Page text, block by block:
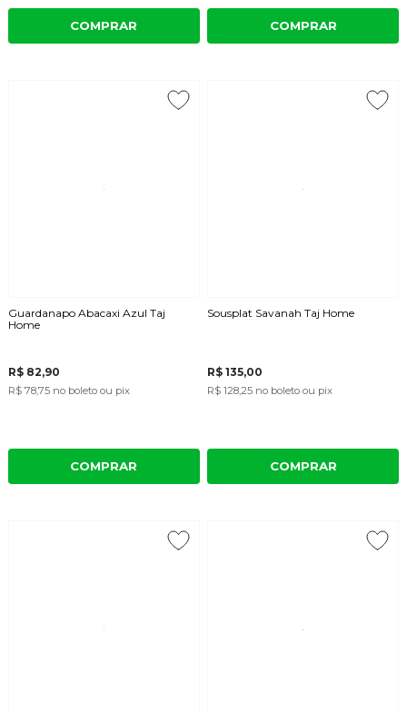
COMPRAR COMPRAR
Guardanapo Abacaxi Azul Taj
Home
R$ 82,90
R$ 78,75 no boleto ou pix
COMPRAR
Sousplat Savanah Taj Home
R$ 135,00
R$ 128,25 no boleto ou pix
COMPRAR